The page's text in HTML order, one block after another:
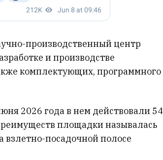
производственный центр
и производстве
комплектующих, программного
2026 года в нем действовали 54
площадки называлась
посадочной полосе